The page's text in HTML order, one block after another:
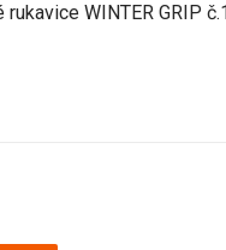
rukavice WINTER GRIP